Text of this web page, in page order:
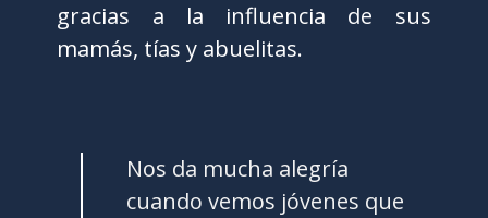
gracias a la influencia de sus
mamás, tías y abuelitas.
Nos da mucha alegría
cuando vemos jóvenes que